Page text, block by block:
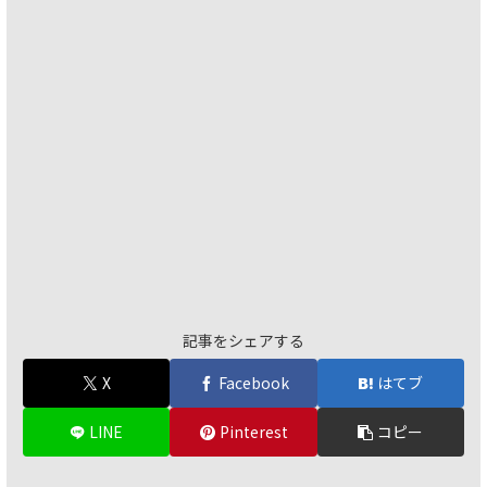
記事をシェアする
X
Facebook はてブ
LINE Pinterest コピー